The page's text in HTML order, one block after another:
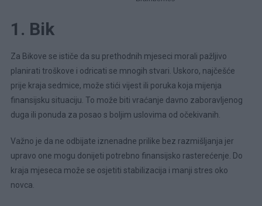
1. Bik
Za Bikove se ističe da su prethodnih mjeseci morali pažljivo
planirati troškove i odricati se mnogih stvari. Uskoro, najčešće
prije kraja sedmice, može stići vijest ili poruka koja mijenja
finansijsku situaciju. To može biti vraćanje davno zaboravljenog
duga ili ponuda za posao s boljim uslovima od očekivanih.
Važno je da ne odbijate iznenadne prilike bez razmišljanja jer
upravo one mogu donijeti potrebno finansijsko rasterećenje. Do
kraja mjeseca može se osjetiti stabilizacija i manji stres oko
novca.